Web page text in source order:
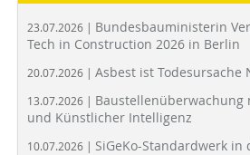
23.07.2026 | Bundesbauministerin
Tech in Construction 2026 in Berlin
20.07.2026 | Asbest ist Todesursache
13.07.2026 | Baustellenüberwachung
und Künstlicher Intelligenz
10.07.2026 | SiGeKo-Standardwerk in